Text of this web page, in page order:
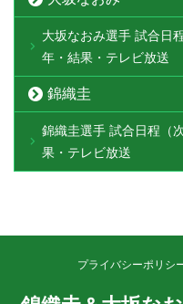
大坂なおみ選手 試合日
年・結果・テレビ放送
錦織圭
錦織圭選手 試合日程（
果・テレビ放送
プライバシーポリシ